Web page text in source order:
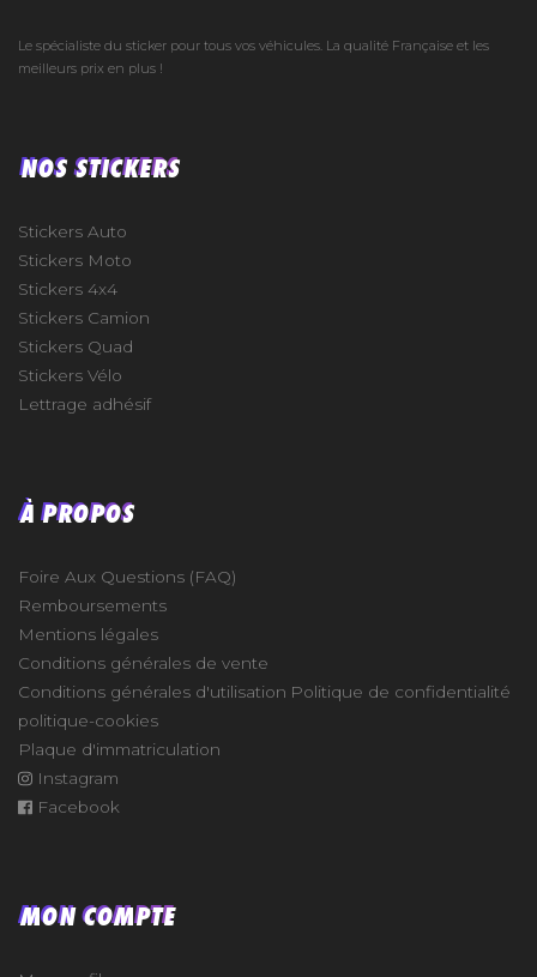
Le spécialiste du sticker pour tous vos véhicules. La qualité Française et les
meilleurs prix en plus !
NOS STICKERS
Stickers Auto
Stickers Moto
Stickers 4x4
Stickers Camion
Stickers Quad
Stickers Vélo
Lettrage adhésif
À PROPOS
Foire Aux Questions (FAQ)
Remboursements
Mentions légales
Conditions générales de vente
Conditions générales d'utilisation Politique de confidentialité
politique-cookies
Plaque d'immatriculation
Instagram
Facebook
MON COMPTE